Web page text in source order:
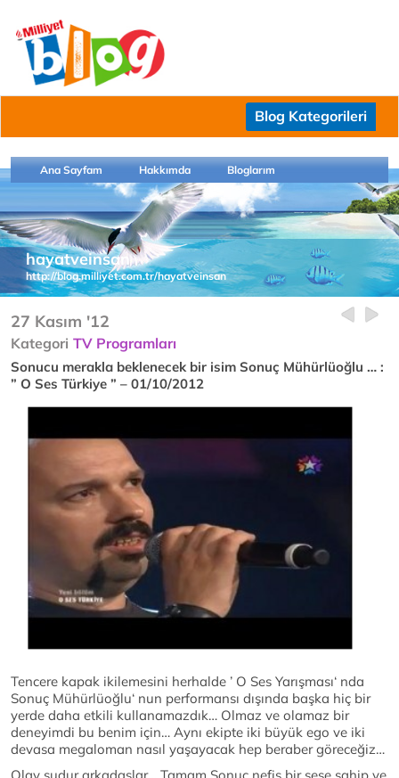
Blog Kategorileri
Ana Sayfam Hakkımda Bloglarım
hayatveinsan
http://blog.milliyet.com.tr/hayatveinsan
27 Kasım '12
Kategori TV Programları
Sonucu merakla beklenecek bir isim Sonuç Mühürlüoğlu … :
” O Ses Türkiye ” – 01/10/2012
Tencere kapak ikilemesini herhalde ’ O Ses Yarışması‘ nda
Sonuç Mühürlüoğlu‘ nun performansı dışında başka hiç bir
yerde daha etkili kullanamazdık… Olmaz ve olamaz bir
deneyimdi bu benim için… Aynı ekipte iki büyük ego ve iki
devasa megaloman nasıl yaşayacak hep beraber göreceğiz…